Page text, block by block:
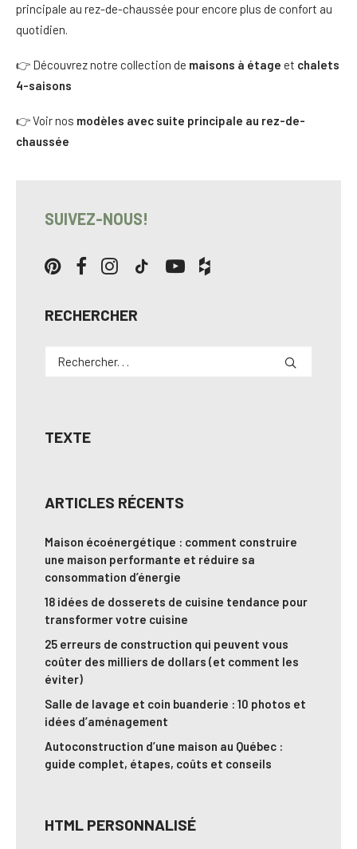
principale au rez-de-chaussée pour encore plus de confort au
quotidien.
👉 Découvrez notre collection de maisons à étage et chalets
4-saisons
👉 Voir nos modèles avec suite principale au rez-de-
chaussée
SUIVEZ-NOUS!
RECHERCHER
TEXTE
ARTICLES RÉCENTS
Maison écoénergétique : comment construire
une maison performante et réduire sa
consommation d’énergie
18 idées de dosserets de cuisine tendance pour
transformer votre cuisine
25 erreurs de construction qui peuvent vous
coûter des milliers de dollars (et comment les
éviter)
Salle de lavage et coin buanderie : 10 photos et
idées d’aménagement
Autoconstruction d’une maison au Québec :
guide complet, étapes, coûts et conseils
HTML PERSONNALISÉ